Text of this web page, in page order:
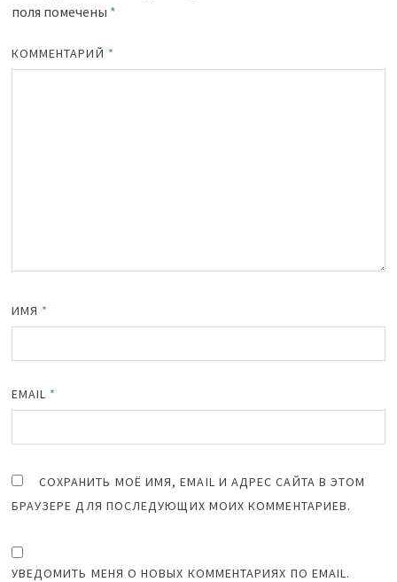
поля помечены *
КОММЕНТАРИЙ *
ИМЯ *
EMAIL *
СОХРАНИТЬ МОЁ ИМЯ, EMAIL И АДРЕС САЙТА В ЭТОМ
БРАУЗЕРЕ ДЛЯ ПОСЛЕДУЮЩИХ МОИХ КОММЕНТАРИЕВ.
УВЕДОМИТЬ МЕНЯ О НОВЫХ КОММЕНТАРИЯХ ПО EMAIL.